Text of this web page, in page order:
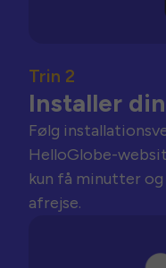
Trin 2
Installer
Følg
HelloGlobe-
kun få minutter
afrejse.